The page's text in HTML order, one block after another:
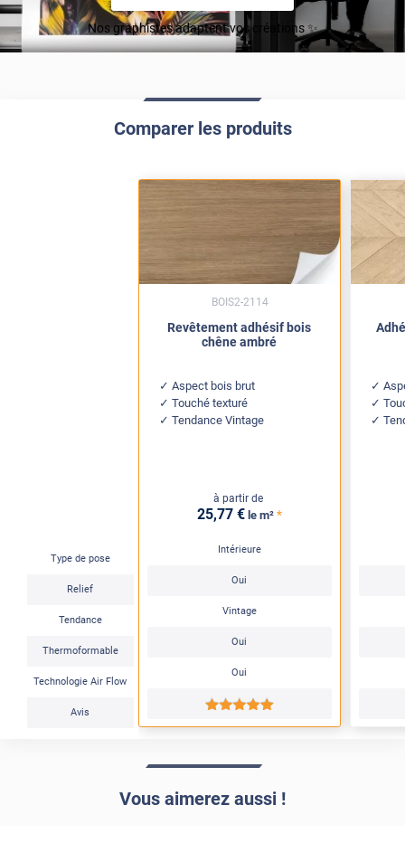
Nos graphistes adaptent vos créations ✨
Comparer les produits
Type de pose
Relief
Tendance
Thermoformable
Technologie Air Flow
Avis
Revêtement adhésif bois
chêne ambré
Aspect bois brut
Touché texturé
Tendance Vintage
à partir de
25,77 € le m² *
Intérieure
Oui
Vintage
Oui
Oui
*****
BOIS2-2114
Vous aimerez aussi !